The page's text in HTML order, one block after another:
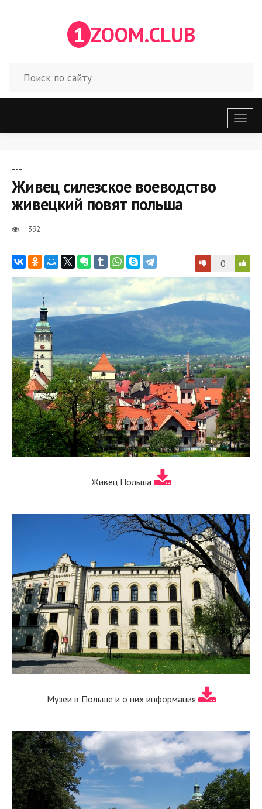
1 ZOOM.CLUB
меню
---
Живец силезское воеводство
живецкий повят польша
392
0
Живец Польша
Музеи в Польше и о них информация